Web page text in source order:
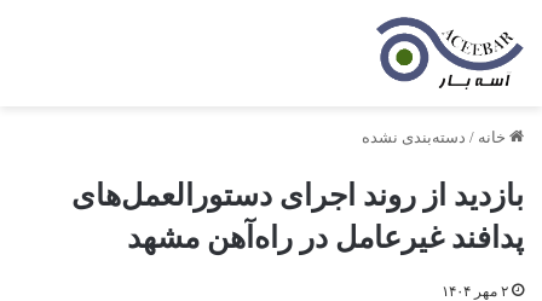
خانه / دسته‌بندی نشده
بازدید از روند اجرای دستورالعمل‌های
پدافند غیرعامل در راه‌آهن مشهد
۲ مهر ۱۴۰۴